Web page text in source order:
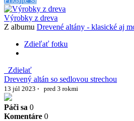
Výrobky z dreva
Z albumu Drevené altány - klasické aj
Zdieľať fotku
Zdielať
Drevený altán so sedlovou strechou
13 júl 2023 · pred 3 rokmi
Páči sa 0
Komentáre 0